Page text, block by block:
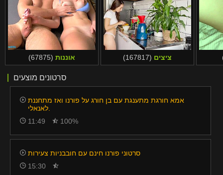
אוננות (67875) ציצים (167817)
סרטונים מוצעים
אמא חורגת מתענגת עם בן חורג על פורנו ואז מתחננת
11:49
100%
סרטוני פורנו חינם עם חובבניות צעירות
15:30